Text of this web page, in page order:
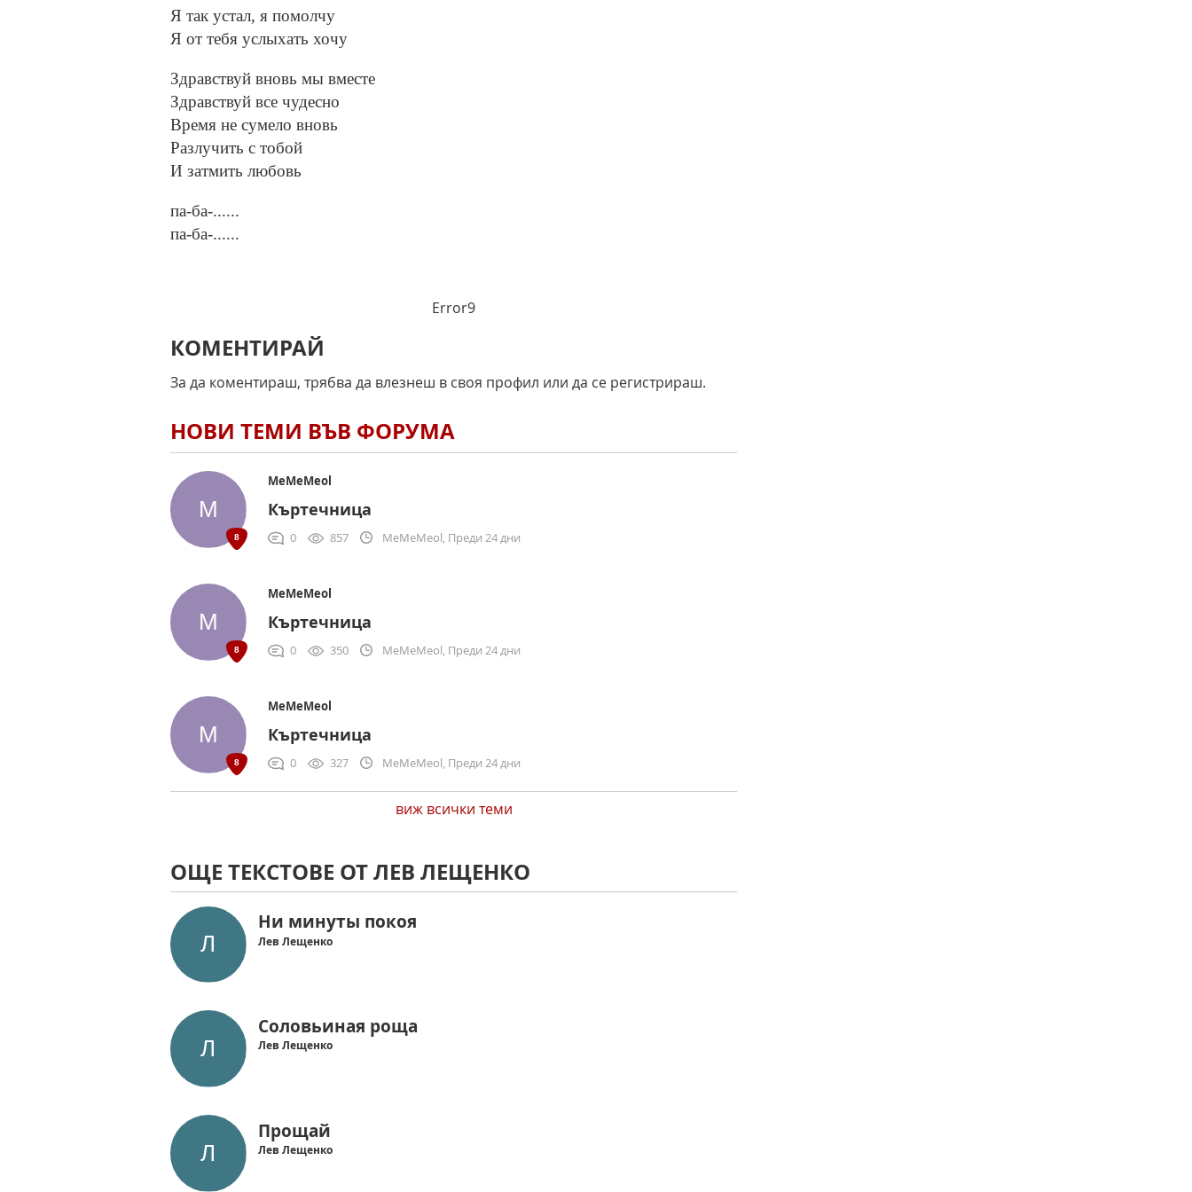
Я так устал, я помолчу
Я от тебя услыхать хочу
Здравствуй вновь мы вместе
Здравствуй все чудесно
Время не сумело вновь
Разлучить с тобой
И затмить любовь
па-ба-......
па-ба-......
Error9
КОМЕНТИРАЙ
За да коментираш, трябва да влезнеш в своя профил или да се регистрираш.
НОВИ ТЕМИ ВЪВ ФОРУМА
MeMeMeol
Къртечница
0 857 MeMeMeol, Преди 24 дни
MeMeMeol
Къртечница
0 350 MeMeMeol, Преди 24 дни
MeMeMeol
Къртечница
0 327 MeMeMeol, Преди 24 дни
виж всички теми
ОЩЕ ТЕКСТОВЕ ОТ ЛЕВ ЛЕЩЕНКО
Ни минуты покоя
Лев Лещенко
Соловьиная роща
Лев Лещенко
Прощай
Лев Лещенко